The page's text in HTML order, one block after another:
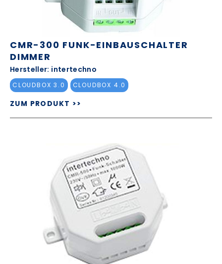
CMR-300 FUNK-EINBAUSCHALTER
DIMMER
Hersteller: intertechno
CLOUDBOX 3.0 CLOUDBOX 4.0
ZUM PRODUKT >>